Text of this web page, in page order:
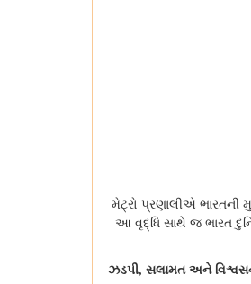
મેટ્રો પ્રણાલીએ ભારતની
આ વૃદ્ધિ સાથે જ ભારત
ઝડપી, સલામત અને